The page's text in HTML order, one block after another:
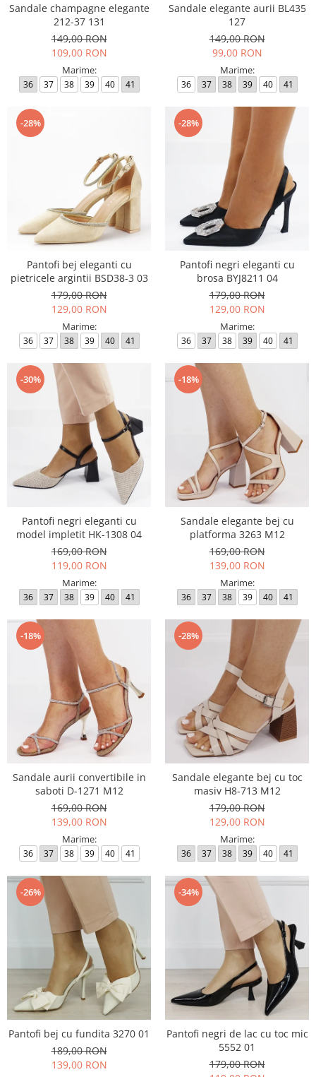
Sandale champagne elegante
212-37 131
149,00 RON
109,00 RON
Marime:
36 37 38 39 40 41
Sandale elegante aurii BL435
127
149,00 RON
99,00 RON
Marime:
36 37 38 39 40 41
-28%
Pantofi bej eleganti cu
pietricele argintii BSD38-3 03
179,00 RON
129,00 RON
Marime:
36 37 38 39 40 41
-28%
Pantofi negri eleganti cu
brosa BYJ8211 04
179,00 RON
129,00 RON
Marime:
36 37 38 39 40 41
-30%
Pantofi negri eleganti cu
model impletit HK-1308 04
169,00 RON
119,00 RON
Marime:
36 37 38 39 40 41
-18%
Sandale elegante bej cu
platforma 3263 M12
169,00 RON
139,00 RON
Marime:
36 37 38 39 40 41
-18%
Sandale aurii convertibile in
saboti D-1271 M12
169,00 RON
139,00 RON
Marime:
36 37 38 39 40 41
-28%
Sandale elegante bej cu toc
masiv H8-713 M12
179,00 RON
129,00 RON
Marime:
36 37 38 39 40 41
-26%
Pantofi bej cu fundita 3270 01
189,00 RON
139,00 RON
-34%
Pantofi negri de lac cu toc mic
5552 01
179,00 RON